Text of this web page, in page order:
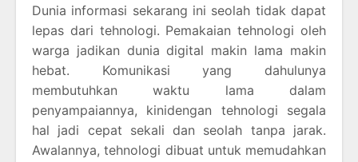
Dunia informasi sekarang ini seolah tidak dapat
lepas dari tehnologi. Pemakaian tehnologi oleh
warga jadikan dunia digital makin lama makin
hebat. Komunikasi yang dahulunya
membutuhkan waktu lama dalam
penyampaiannya, kinidengan tehnologi segala
hal jadi cepat sekali dan seolah tanpa jarak.
Awalannya, tehnologi dibuat untuk memudahkan